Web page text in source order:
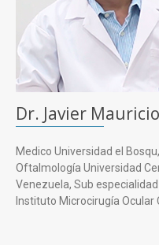
Dr. Javier
Medico Universidad el
Oftalmología Universidad
Venezuela, Sub
Instituto Microcirugía Ocular